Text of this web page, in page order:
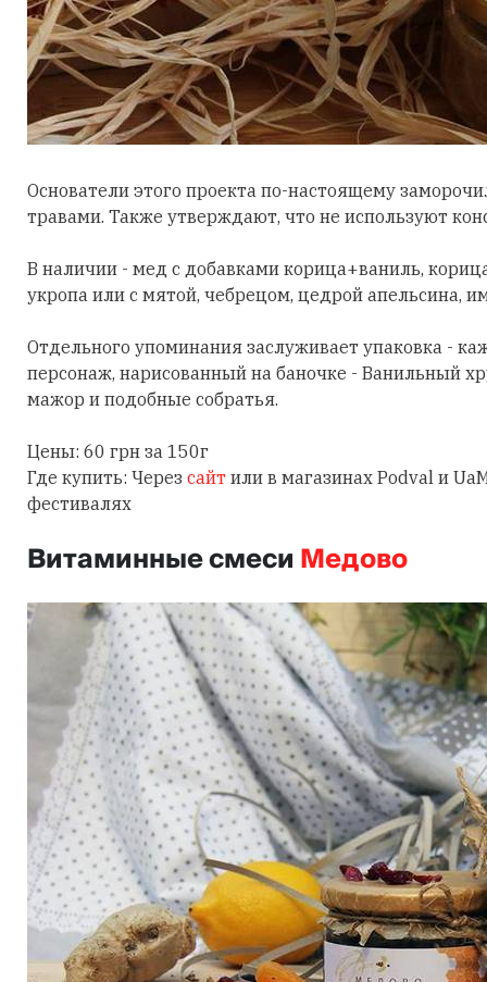
Основатели этого проекта по-настоящему
травами. Также утверждают, что не используют
В наличии - мед с добавками корица+ваниль,
укропа или с мятой, чебрецом, цедрой апельсина,
Отдельного упоминания заслуживает упаковка -
персонаж, нарисованный на баночке - Ванильный
мажор и подобные собратья.
Цены: 60 грн за 150г
Где купить: Через сайт или в магазинах Podval и
фестивалях
Витаминные смесиМедово